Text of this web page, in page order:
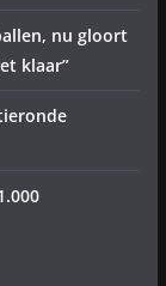
nu gloort
klaar”